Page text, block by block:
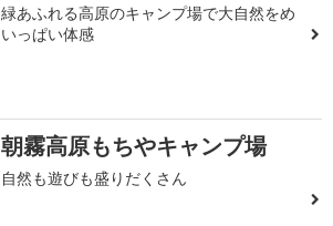
緑あふれる高原のキャンプ場で大自然をめ
いっぱい体感
朝霧高原もちやキャンプ場
自然も遊びも盛りだくさん